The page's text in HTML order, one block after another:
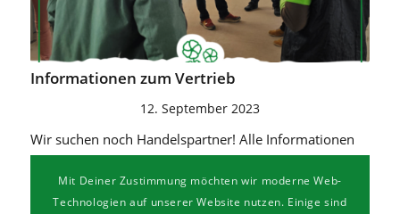
Infor­ma­tio­nen zum Vertrieb
12. September 2023
Wir suchen noch Handelspartner! Alle Informationen
zum Vertrieb auf unserer Webseite und auf Anfrage
verfügbar.
Mit Deiner Zustimmung möchten wir moderne Web-
Technologien auf unserer Website nutzen. Einige sind